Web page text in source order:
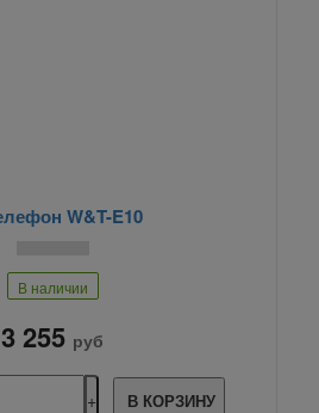
W&T-E10
В наличии
3 255 руб
В КОРЗИНУ